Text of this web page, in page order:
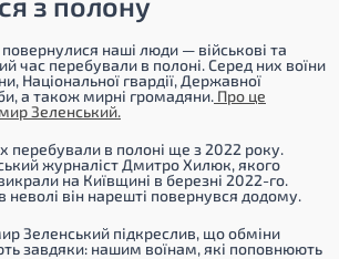
повернулися наші люди — військові та
час перебували в полоні. Серед них воїни
Національної гвардії, Державної
а також мирні громадяни. Про це
Зеленський.
перебували в полоні ще з 2022 року.
журналіст Дмитро Хилюк, якого
викрали на Київщині в березні 2022-го.
неволі він нарешті повернувся додому.
Зеленський підкреслив, що обміни
завдяки: нашим воїнам, які поповнюють